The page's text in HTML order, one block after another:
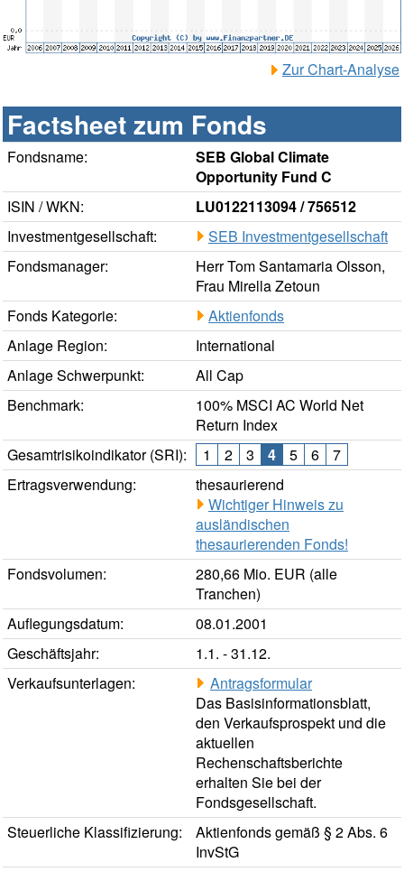
Zur Chart-Analyse
Factsheet zum Fonds
Fondsname:
SEB Global Climate
Opportunity Fund C
ISIN / WKN:
LU0122113094 / 756512
Investmentgesellschaft:
SEB Investmentgesellschaft
Fondsmanager:
Herr Tom Santamaria Olsson,
Frau Mirella Zetoun
Fonds Kategorie:
Aktienfonds
Anlage Region:
International
Anlage Schwerpunkt:
All Cap
Benchmark:
100% MSCI AC World Net
Return Index
Gesamtrisikoindikator (SRI):
1 2 3 4 5 6
7
Ertragsverwendung:
thesaurierend
Wichtiger Hinweis zu
ausländischen
thesaurierenden Fonds!
Fondsvolumen:
280,66 Mio. EUR (alle
Tranchen)
Auflegungsdatum:
08.01.2001
Geschäftsjahr:
1.1. - 31.12.
Verkaufsunterlagen:
Antragsformular
Das Basisinformationsblatt,
den Verkaufsprospekt und die
aktuellen
Rechenschaftsberichte
erhalten Sie bei der
Fondsgesellschaft.
Steuerliche Klassifizierung:
Aktienfonds gemäß § 2 Abs. 6
InvStG